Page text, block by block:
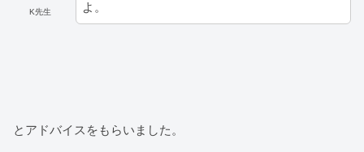
K先生
よ。
とアドバイスをもらいました。